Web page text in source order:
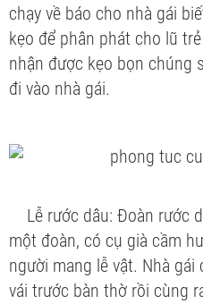
chạy về báo cho nhà gái
kẹo để phân phát cho lũ
nhận được kẹo bọn chúng
đi vào nhà gái.
Lễ rước dâu: Đoàn rước
một đoàn, có cụ già cầm
người mang lễ vật. Nhà
vái trước bàn thờ rồi cùng